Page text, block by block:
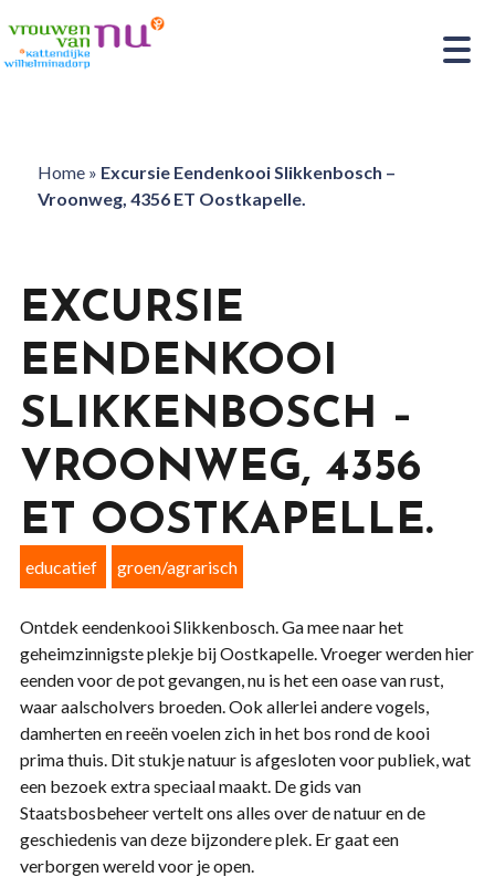
Home» Excursie Eendenkooi Slikkenbosch –
Vroonweg, 4356 ET Oostkapelle.
EXCURSIE
EENDENKOOI
SLIKKENBOSCH –
VROONWEG, 4356
ET OOSTKAPELLE.
educatief groen/agrarisch
Ontdek eendenkooi Slikkenbosch. Ga mee naar het
geheimzinnigste plekje bij Oostkapelle. Vroeger werden hier
eenden voor de pot gevangen, nu is het een oase van rust,
waar aalscholvers broeden. Ook allerlei andere vogels,
damherten en reeën voelen zich in het bos rond de kooi
prima thuis. Dit stukje natuur is afgesloten voor publiek, wat
een bezoek extra speciaal maakt. De gids van
Staatsbosbeheer vertelt ons alles over de natuur en de
geschiedenis van deze bijzondere plek. Er gaat een
verborgen wereld voor je open.